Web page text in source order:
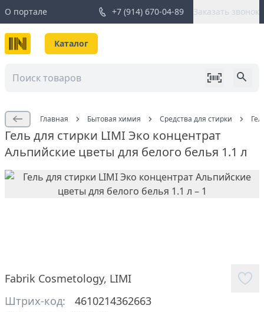
О портале +7 (914) 670-04-89 Заказать звонок
Каталог
Главная Бытовая химия Средства для стирки
Гель для стирки LIMI Эко концентрат
Альпийские цветы для белого белья 1.1 л
Fabrik Cosmetology, LIMI
Штрих-код:
4610214362663